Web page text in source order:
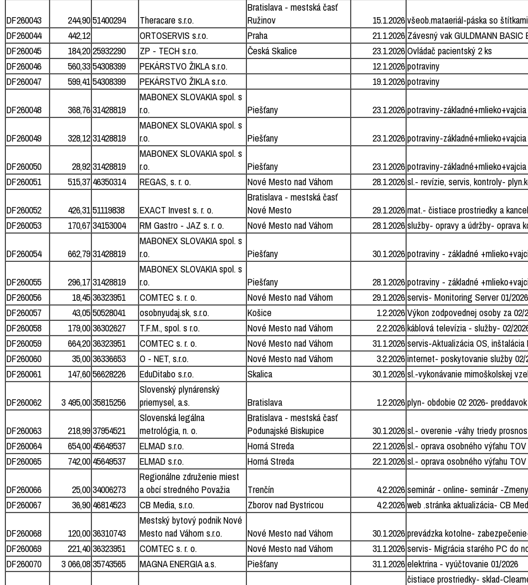
DF260043 244,9051400294 Theracare s.r.o.
Bratislava - mestská časť
Ružinov
15.1.2026všeob.mataeriál-páska so
DF260044
442,12 ORTOSERVIS s.r.o. Praha 21.1.2026 Závesný vak GULDMANN BASIC
DF260045
184,2025932290 ZP - TECH s.r.o. Česká Skalice 23.1.2026Ovládač pacientský 2 ks
DF260046
560,3354308399 PEKÁRSTVO ŽIKLA s.r.o. 12.1.2026potraviny
DF260047
599,4154308399 PEKÁRSTVO ŽIKLA s.r.o. 19.1.2026potraviny
DF260048 368,7631428819
MABONEX SLOVAKIA spol. s
r.o.
Piešťany 23.1.2026potraviny-základné+mlieko+vajcia
DF260049 328,1231428819
MABONEX SLOVAKIA spol. s
r.o.
Piešťany 23.1.2026potraviny-základné+mlieko+vajcia
DF260050 28,9231428819
MABONEX SLOVAKIA spol. s
r.o.
Piešťany 23.1.2026potraviny-základné+mlieko+vajcia
DF260051
515,37 46350314 REGAS, s. r. o. Nové Mesto nad Váhom 28.1.2026sl.- revízie, servis, kontroly-
DF260052 426,3151119838 EXACT Invest s. r. o.
Bratislava - mestská časť
Nové Mesto
29.1.2026mat.- čistiace prostriedky a
DF260053
170,6734153004 RM Gastro - JAZ s. r. o. Nové Mesto nad Váhom 28.1.2026služby- opravy a údržby- oprava
DF260054 662,7931428819
MABONEX SLOVAKIA spol. s
r.o.
Piešťany 30.1.2026potraviny - základné
DF260055 296,1731428819
MABONEX SLOVAKIA spol. s
r.o.
Piešťany 28.1.2026potraviny - základné
DF260056
18,4536323951 COMTEC s. r. o. Nové Mesto nad Váhom 29.1.2026servis- Monitoring Server 01/2026
DF260057
43,0550528041 osobnyudaj.sk, s.r.o. Košice 1.2.2026Výkon zodpovednej osoby za 02/
DF260058
179,0036302627 T.F.M., spol. s r.o. Nové Mesto nad Váhom 2.2.2026káblová televízia - služby- 02/
DF260059
664,2036323951 COMTEC s. r. o. Nové Mesto nad Váhom 31.1.2026servis-Aktualizácia OS,
DF260060
35,0036336653 O - NET, s.r.o. Nové Mesto nad Váhom 3.2.2026internet- poskytovanie služby 02/
DF260061
147,6056628226 EduDitabo s.r.o. Skalica 30.1.2026sl.-vykonávanie mimoškolskej
DF260062 3 495,0035815256
Slovenský plynárenský
priemysel, a.s.
Bratislava 1.2.2026plyn- obdobie 02 2026- preddavok
DF260063 218,9937954521
Slovenská legálna
metrológia, n. o.
Bratislava - mestská časť
Podunajské Biskupice
30.1.2026sl.- overenie -váhy triedy
DF260064
654,00 45649537 ELMAD s.r.o. Horná Streda 22.1.2026sl.- oprava osobného výťahu TOV
DF260065
742,00 45649537 ELMAD s.r.o. Horná Streda 22.1.2026sl.- oprava osobného výťahu TOV
DF260066 25,0034006273
Regionálne združenie miest
a obcí stredného Považia
Trenčín 4.2.2026seminár - online- seminár -
DF260067
36,90 46814523 CB Media, s.r.o. Zborov nad Bystricou 4.2.2026web .stránka aktualizácia- CB
DF260068 120,0036310743
Mestský bytový podnik Nové
Mesto nad Váhom s.r.o.
Nové Mesto nad Váhom 30.1.2026prevádzka kotolne-
DF260069
221,4036323951 COMTEC s. r. o. Nové Mesto nad Váhom 31.1.2026servis- Migrácia starého PC do
DF260070
3 066,0835743565 MAGNA ENERGIA a.s. Piešťany 31.1.2026elektrina - vyúčtovanie 01/2026
čistiace prostriedky- sklad-